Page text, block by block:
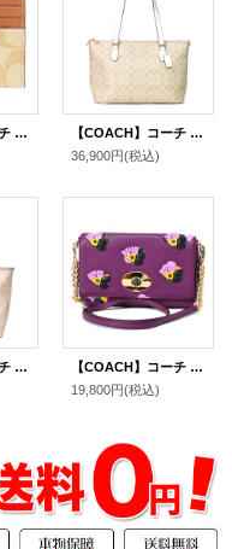
【COACH】コーチ カードケース コーティングキャンバス レザー シグネチャー ロゴ スリム ID パスケース 定期入れ 名刺入れ ライトカーキ×ライトサドル（日本未発売）
【COACH】コーチ コーティングキャンバス レザー シグネチャー ギャラリー ジップ トートバッグ ライトカーキ×チャーク〔日本未発売〕
36,900円(税込)
【COACH】コーチ バッグ トート コーティングキャンバス レザー シグネチャー ロゴ ラージ シティ トートバッグ サンド×トープ〔日本未発売〕
【COACH】コーチ フィールド レザー フローラル プリント チェーン ショルダー クロスボディ 2WAY バッグ プラム×フィールドフローラル（日本未発売）
19,800円(税込)